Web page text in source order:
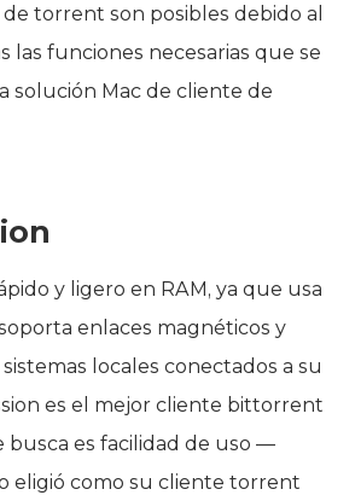
torrent son posibles debido al
las funciones necesarias que se
solución Mac de cliente de
y ligero en RAM, ya que usa
enlaces magnéticos y
locales conectados a su
es el mejor cliente bittorrent
busca es facilidad de uso —
eligió como su cliente torrent